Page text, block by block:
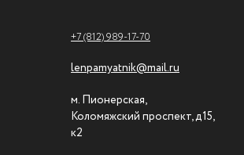
+7 (812) 989-17-70
lenpamyatnik@mail.ru
м. Пионерская,
Коломяжский проспект, д15,
к2